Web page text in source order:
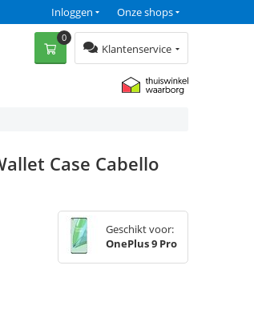
Onze shops
Inloggen
Klantenservice
0
Case Cabello
Geschikt voor:
OnePlus 9 Pro